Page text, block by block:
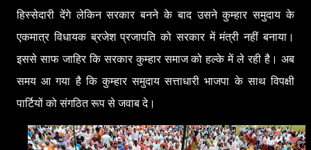
हिस्सेदारी देंगे लेकिन सरकार बनने के बाद उसने कुम्हार समुदाय के
एकमात्र विधायक ब्रजेश प्रजापति को सरकार में मंत्री नहीं बनाया।
इससे साफ जाहिर कि सरकार कुम्हार समाज को हल्के में ले रही है। अब
समय आ गया है कि कुम्हार समुदाय सत्ताधारी भाजपा के साथ विपक्षी
पार्टियों को संगठित रूप से जवाब दे।